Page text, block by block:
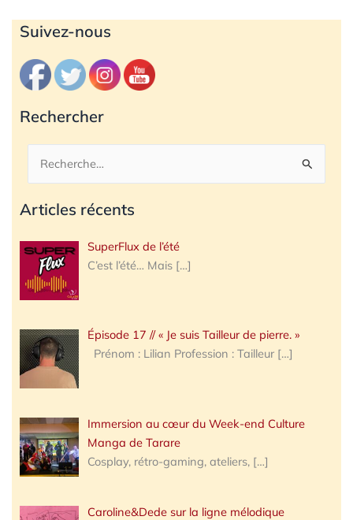
Suivez-nous
Rechercher
Rechercher :
Articles récents
SuperFlux de l’été
C’est l’été… Mais […]
Épisode 17 // « Je suis Tailleur de pierre. »
Prénom : Lilian Profession : Tailleur […]
Immersion au cœur du Week-end Culture
Manga de Tarare
Cosplay, rétro-gaming, ateliers, […]
Caroline&Dede sur la ligne mélodique
Archives